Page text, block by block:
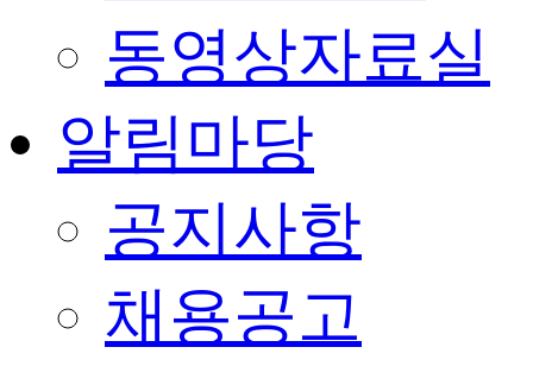
동영상자료실
알림마당
공지사항
채용공고